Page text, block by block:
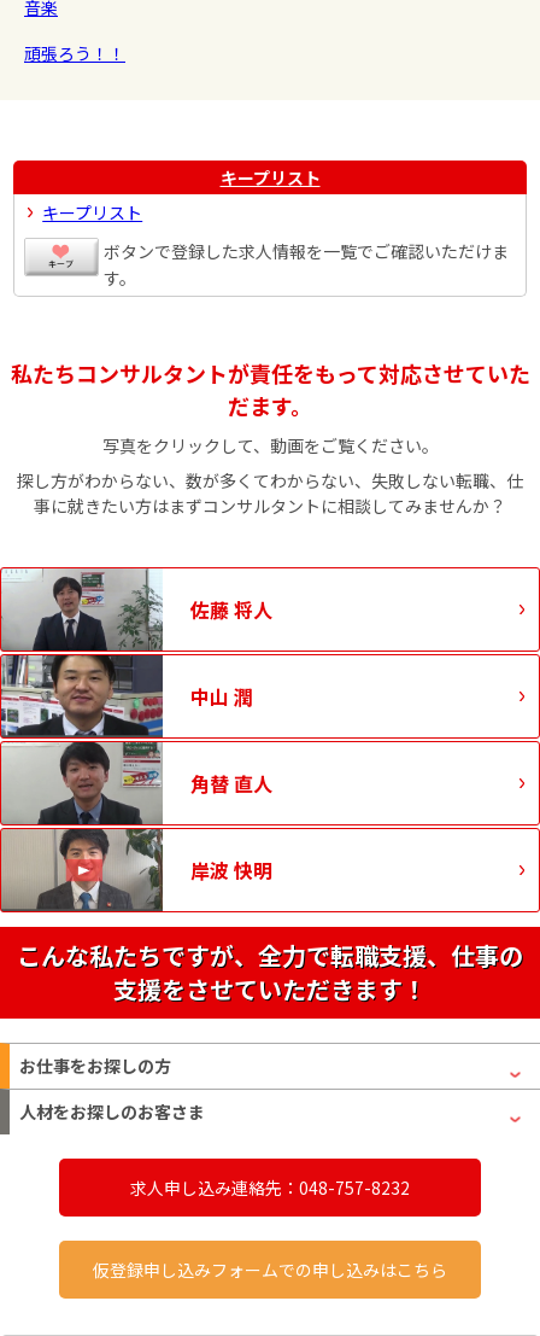
音楽
頑張ろう！！
キープリスト
キープリスト
ボタンで登録した求人情報を一覧でご確認いただけま
す。
私たちコンサルタントが責任をもって対応させていた
だます。
写真をクリックして、動画をご覧ください。
探し方がわからない、数が多くてわからない、失敗しない転職、仕
事に就きたい方はまずコンサルタントに相談してみませんか？
佐藤 将人
中山 潤
角替 直人
岸波 快明
こんな私たちですが、全力で転職支援、仕事の
支援をさせていただきます！
お仕事をお探しの方
人材をお探しのお客さま
求人申し込み連絡先：048-757-8232
仮登録申し込みフォームでの申し込みはこちら